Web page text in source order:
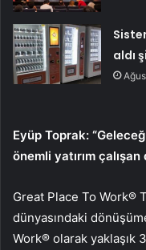
aldı
Eyüp Toprak:
önemli yatırım
Great Place To Work®
dünyasındaki
Work® olarak yaklaşık